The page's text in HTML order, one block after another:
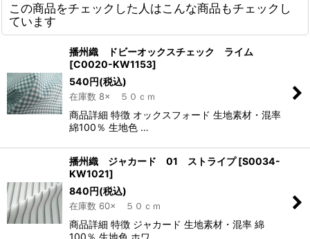
この商品をチェックした人はこんな商品もチェックし
ています
播州織 ドビーオックスチェック ライム
[C0020-KW1153]
540円(税込)
在庫数 8× ５０ｃｍ
商品詳細 特徴 オックスフォード 生地素材・混率
綿100％ 生地色 …
播州織 ジャカード 01 ストライプ [S0034-
KW1021]
840円(税込)
在庫数 60× ５０ｃｍ
商品詳細 特徴 ジャカード 生地素材・混率 綿
100％ 生地色 ホワ…